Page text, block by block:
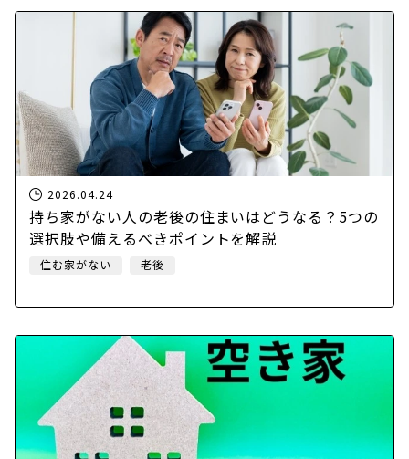
2026.04.24
持ち家がない人の老後の住まいはどうなる？5つの
選択肢や備えるべきポイントを解説
住む家がない 老後